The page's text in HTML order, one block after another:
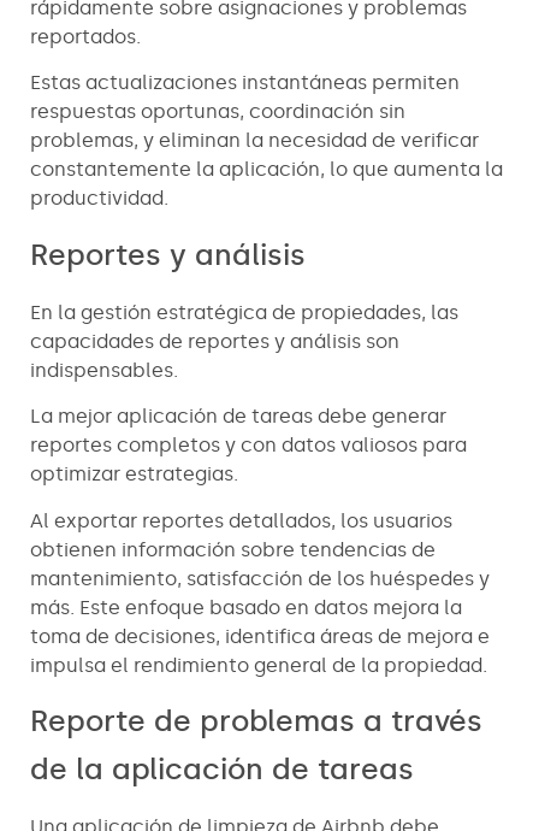
rápidamente sobre asignaciones y problemas
reportados.
Estas actualizaciones instantáneas permiten
respuestas oportunas, coordinación sin
problemas, y eliminan la necesidad de verificar
constantemente la aplicación, lo que aumenta la
productividad.
Reportes y análisis
En la gestión estratégica de propiedades, las
capacidades de reportes y análisis son
indispensables.
La mejor aplicación de tareas debe generar
reportes completos y con datos valiosos para
optimizar estrategias.
Al exportar reportes detallados, los usuarios
obtienen información sobre tendencias de
mantenimiento, satisfacción de los huéspedes y
más. Este enfoque basado en datos mejora la
toma de decisiones, identifica áreas de mejora e
impulsa el rendimiento general de la propiedad.
Reporte de problemas a través
de la aplicación de tareas